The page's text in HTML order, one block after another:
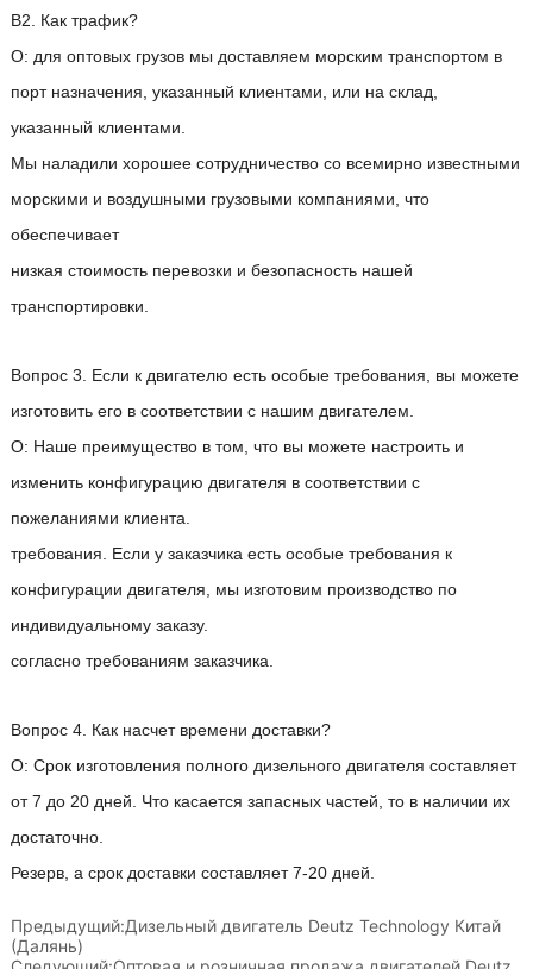
Предыдущий:Дизельный двигатель Deutz Technology Китай
(Далянь)